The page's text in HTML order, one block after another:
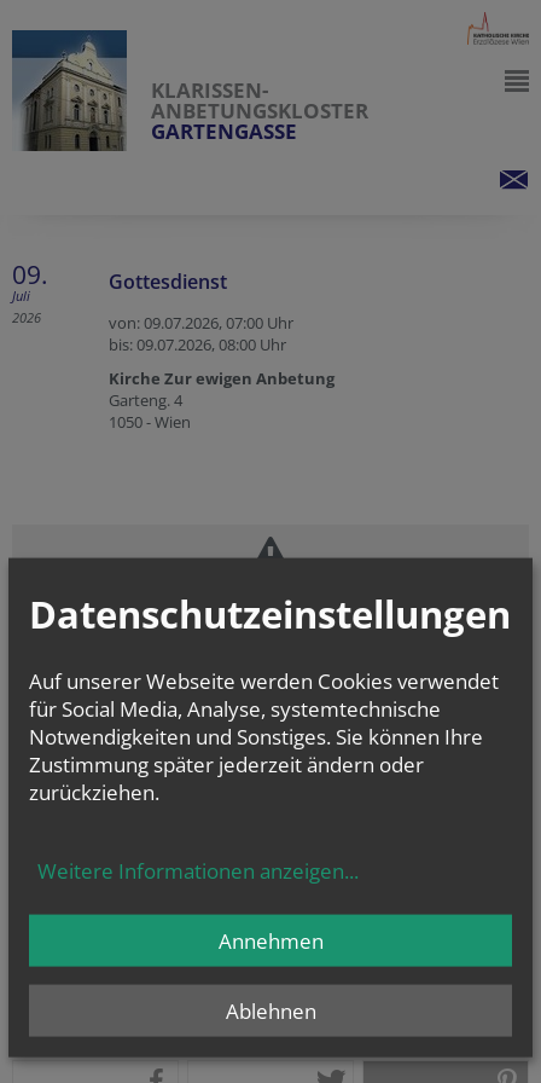
KLARISSEN-
ANBETUNGSKLOSTER
GARTENGASSE
09.
Juli
2026
Gottesdienst
von: 09.07.2026,07:00 Uhr
bis: 09.07.2026,08:00 Uhr
Kirche Zur ewigen Anbetung
Garteng. 4
1050 - Wien
Bitte akzeptieren Sie
Cookies von Google Mapsund
laden Sie die
vorherige
Datenschutzeinstellungen
Auf unserer Webseite werden Cookies verwendet
für Social Media, Analyse, systemtechnische
Notwendigkeiten und Sonstiges. Sie können Ihre
Zustimmung später jederzeit ändern oder
zurückziehen.
Weitere Informationen anzeigen...
Ablehnen
Annehmen